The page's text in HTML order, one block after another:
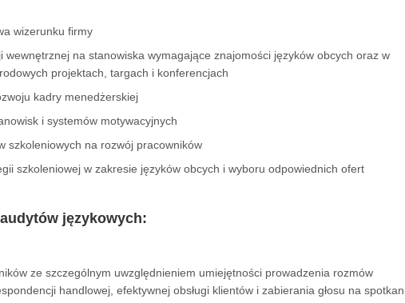
wizerunku firmy
na stanowiska wymagające znajomości języków obcych oraz w
projektach, targach i konferencjach
kadry menedżerskiej
i systemów motywacyjnych
szkoleniowych na rozwój pracowników
szkoleniowej w zakresie języków obcych i wyboru odpowiednich ofert
językowych:
ze szczególnym uwzględnieniem umiejętności prowadzenia rozmów
handlowej, efektywnej obsługi klientów i zabierania głosu na